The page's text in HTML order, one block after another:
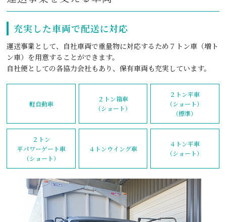
充実した車両で配送に対応
運送事業として、⾃社⾞両で重量物に対応するため７トン⾞（増ト
ン⾞）を⽤意することができます。
自社便としての各協力会社もあり、保有車両も充実しています。
軽自動車
２トン箱車
（ショート）
２トン平車
（ショート）
（標準）
２トン
平パワーゲート車
（ショート）
４トンウイング車
４トン平車
（ショート）